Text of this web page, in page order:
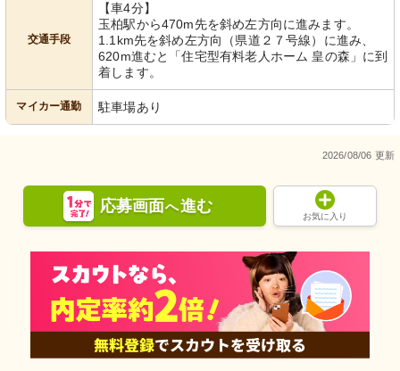
交通手段
【車4分】
玉柏駅から470m先を斜め左方向に進みます。
1.1km先を斜め左方向（県道２７号線）に進み、
620m進むと「住宅型有料老人ホーム 皇の森」に到
着します。
マイカー通勤 駐車場あり
2026/08/06 更新
応募画面へ進む
お気に入り